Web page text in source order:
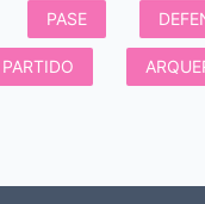
PASE
PARTIDO